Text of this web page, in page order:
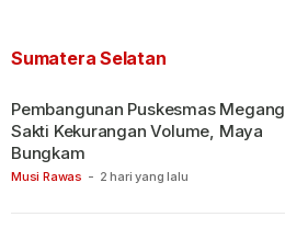
Sumatera Selatan
Musi Rawas - 2 hari yang lalu
Pembangunan Puskesmas Megang
Sakti Kekurangan Volume, Maya
Bungkam